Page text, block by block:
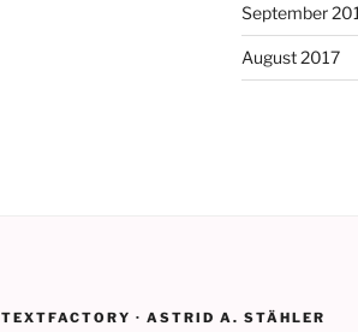
September
August 2017
TEXTFACTORY · ASTRID A. STÄHLER